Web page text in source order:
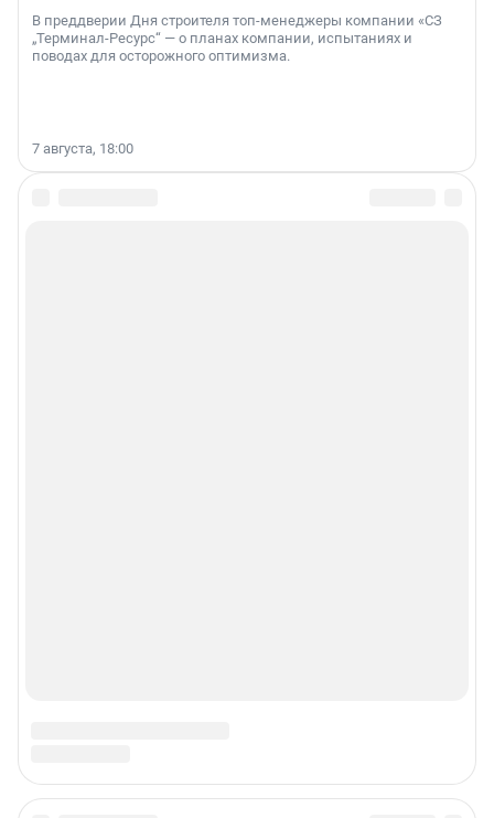
В преддверии Дня строителя топ-менеджеры компании «СЗ
„Терминал-Ресурс“ — о планах компании, испытаниях и
поводах для осторожного оптимизма.
7 августа, 18:00